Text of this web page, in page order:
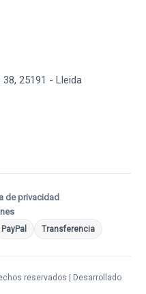
38, 25191 - Lleida
de privacidad
PayPal Transferencia
reservados | Desarrollado